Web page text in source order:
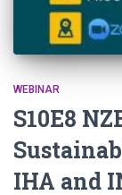
WEBINAR
S10E8
IHA and